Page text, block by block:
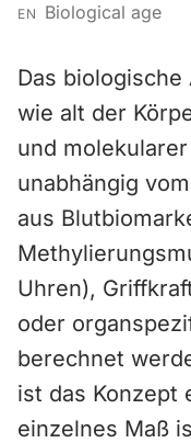
EN Biological age
Das
wie alt der
und
unabhängig
aus
Uhren),
oder
berechnet
ist das Konzept
einzelnes Maß